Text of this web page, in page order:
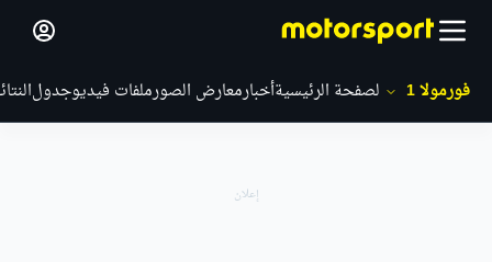
فورمولا 1 الصفحة الرئيسيةأخبارمعارض الصورملفات فيديوجدول